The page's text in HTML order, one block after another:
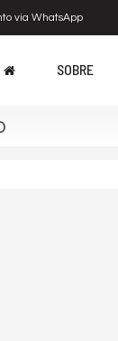
via WhatsApp
SOBRE